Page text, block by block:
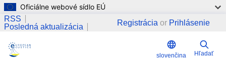
Skočiť na hlavný obsah
Oficiálne webové sídlo EÚ
RSS
Posledná aktualizácia
Registrácia or Prihlásenie
slovenčina Hľadať